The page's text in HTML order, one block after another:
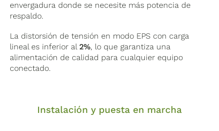
envergadura donde se necesite más potencia de
respaldo.
La distorsión de tensión en modo EPS con carga
lineal es inferior al 2%, lo que garantiza una
alimentación de calidad para cualquier equipo
conectado.
Instalación y puesta en marcha